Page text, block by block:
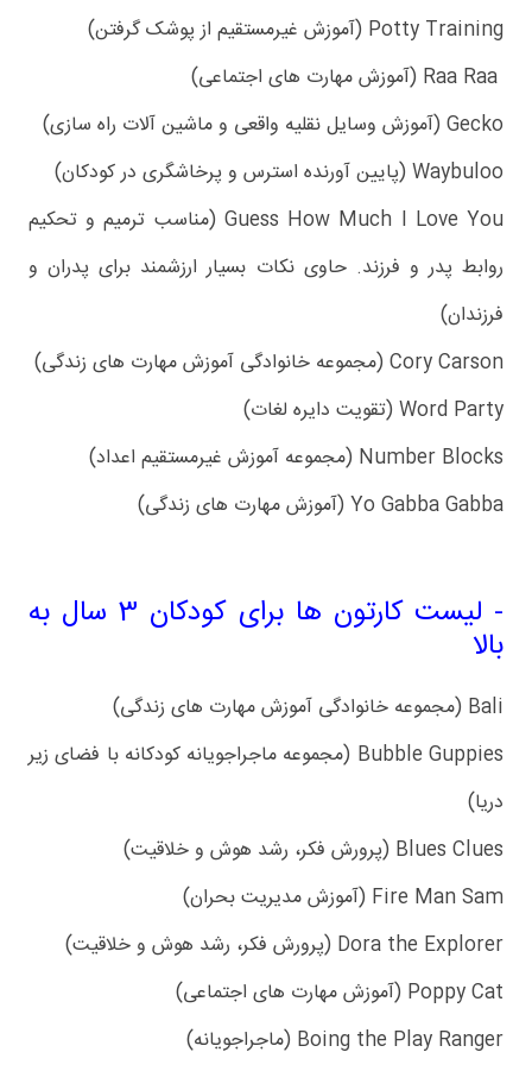
Potty Training (آموزش غیرمستقیم از پوشک گرفتن)
Gecko (آموزش وسایل نقلیه واقعی و ماشین آلات راه سازی)
Waybuloo (پایین آورنده استرس و پرخاشگری در کودکان)
Guess How Much I Love You (مناسب ترمیم و تحکیم
روابط پدر و فرزند. حاوی نکات بسیار ارزشمند برای پدران و
فرزندان)
Cory Carson (مجموعه خانوادگی آموزش مهارت های زندگی)
Word Party (تقویت دایره لغات)
Number Blocks (مجموعه آموزش غیرمستقیم اعداد)
Yo Gabba Gabba (آموزش مهارت های زندگی)
- لیست کارتون ها برای کودکان 3 سال به
بالا
Bali (مجموعه خانوادگی آموزش مهارت های زندگی)
Bubble Guppies (مجموعه ماجراجویانه کودکانه با فضای زیر
دریا)
Blues Clues (پرورش فکر، رشد هوش و خلاقیت)
Fire Man Sam (آموزش مدیریت بحران)
Dora the Explorer (پرورش فکر، رشد هوش و خلاقیت)
Poppy Cat (آموزش مهارت های اجتماعی)
Boing the Play Ranger (ماجراجویانه)